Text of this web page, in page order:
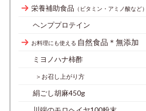
栄養補助食品 （ビタミン・アミノ酸など）
ヘンププロテイン
お料理にも使える 自然食品＊無添加
ミヨノハナ柿酢
＞お召し上がり方
絹ごし胡麻450g